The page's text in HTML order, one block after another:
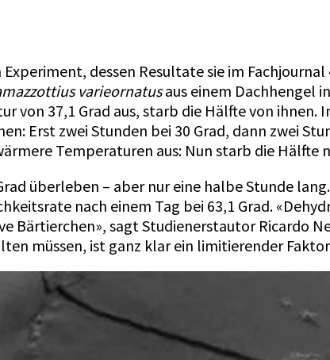
dessen Resultate sie im Fachjournal
varieornatusaus einem Dachhengel
von 37,1 Grad aus, starb die Hälfte von ihnen.
Erst zwei Stunden bei 30 Grad, dann zwei
Temperaturen aus: Nun starb die Hälfte
überleben – aber nur eine halbe Stunde
nach einem Tag bei 63,1 Grad.
Bärtierchen», sagt Studienerstautor Ricardo
müssen, ist ganz klar ein limitierender